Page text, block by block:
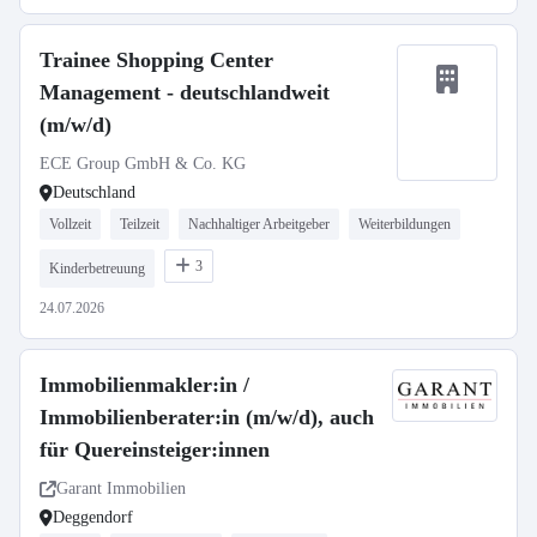
Trainee Shopping Center
Management - deutschlandweit
(m/w/d)
ECE Group GmbH & Co. KG
Deutschland
Vollzeit Teilzeit Nachhaltiger Arbeitgeber Weiterbildungen
Kinderbetreuung 3
24.07.2026
Immobilienmakler:in /
Immobilienberater:in (m/w/d), auch
für Quereinsteiger:innen
Garant Immobilien
Deggendorf